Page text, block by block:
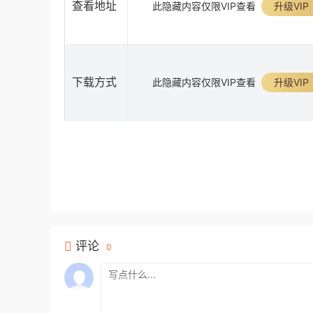
查看地址 此隐藏内容仅限VIP查看 升级VIP
下载方式 此隐藏内容仅限VIP查看 升级VIP
评论 0